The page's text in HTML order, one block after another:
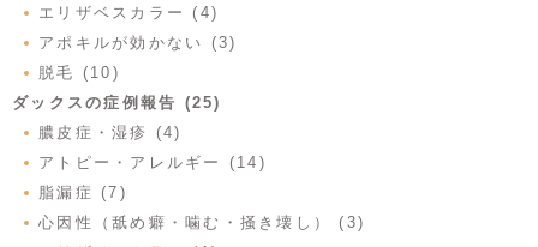
エリザベスカラー (4)
アポキルが効かない (3)
脱毛 (10)
ダックスの症例報告 (25)
膿皮症・湿疹 (4)
アトピー・アレルギー (14)
脂漏症 (7)
心因性（舐め癖・噛む・掻き壊し） (3)